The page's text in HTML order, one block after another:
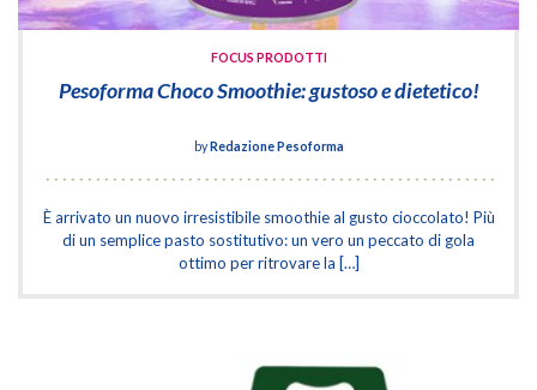
FOCUS PRODOTTI
Pesoforma Choco Smoothie: gustoso e dietetico!
byRedazione Pesoforma
È arrivato un nuovo irresistibile smoothie al gusto cioccolato! Più
di un semplice pasto sostitutivo: un vero un peccato di gola
ottimo per ritrovare la […]